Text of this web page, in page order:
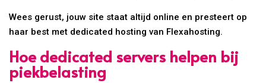
Wees gerust, jouw site staat altijd online en presteert op
haar best met dedicated hosting van Flexahosting.
Hoe dedicated servers helpen bij
piekbelasting